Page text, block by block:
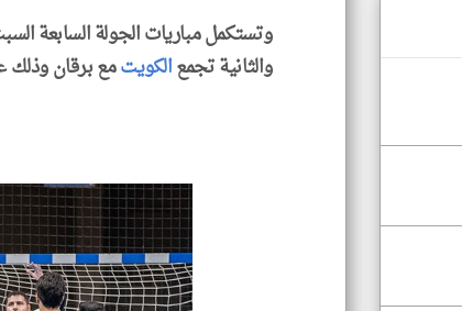
وتستكمل مباريات الجولة السابعة
والثانية تجمعالكويتمع برقان وذلك